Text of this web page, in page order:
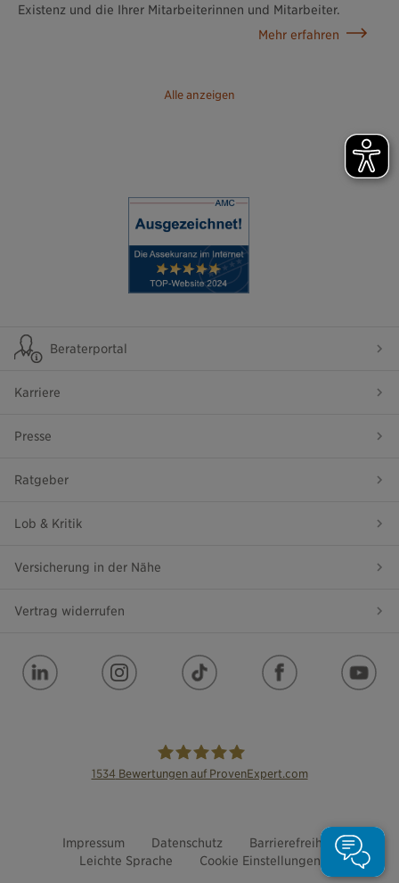
Alle anzeigen
Existenz und die Ihrer Mitarbeiterinnen und Mitarbeiter.
Mehr erfahren
Beraterportal
Karriere
Presse
Ratgeber
Lob & Kritik
Versicherung in der Nähe
Vertrag widerrufen
1534 Bewertungen auf ProvenExpert.com
Impressum Datenschutz
Barrierefreiheit
Leichte Sprache
Cookie Einstellungen